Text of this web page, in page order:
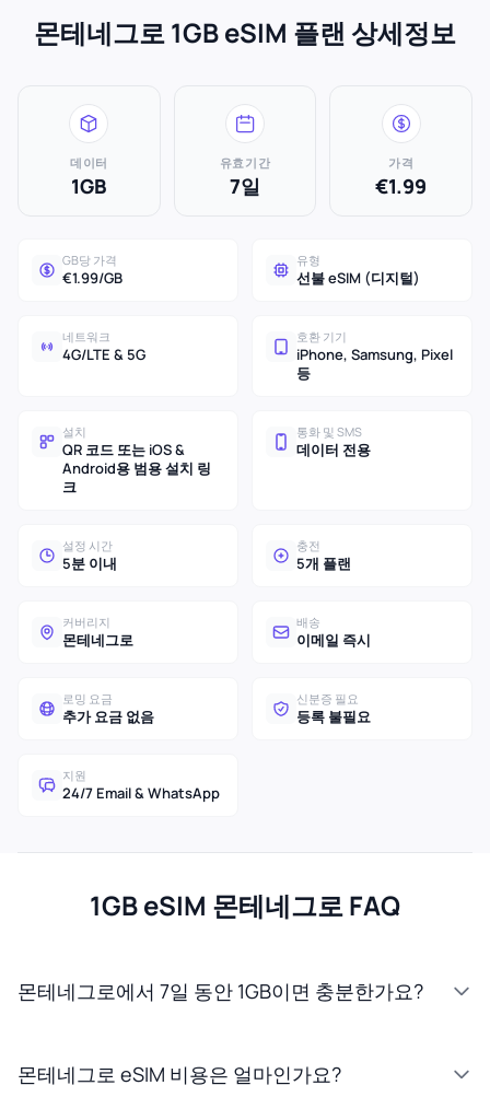
몬테네그로 1GB eSIM 플랜 상세정보
데이터
1GB
유효기간
7일
가격
€1.99
GB당 가격
€1.99/GB
유형
선불 eSIM (디지털)
네트워크
4G/LTE & 5G
호환 기기
iPhone, Samsung, Pixel
등
설치
QR 코드 또는 iOS &
Android용 범용 설치 링
크
통화 및 SMS
데이터 전용
설정 시간
5분 이내
충전
5개 플랜
커버리지
몬테네그로
배송
이메일 즉시
로밍 요금
추가 요금 없음
신분증 필요
등록 불필요
지원
24/7 Email & WhatsApp
1GB eSIM 몬테네그로 FAQ
몬테네그로에서 7일 동안 1GB이면 충분한가요?
몬테네그로 eSIM 비용은 얼마인가요?